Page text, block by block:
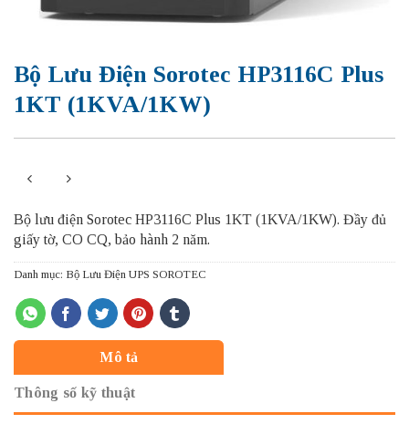
Bộ Lưu Điện Sorotec HP3116C Plus
1KT (1KVA/1KW)
Bộ lưu điện Sorotec HP3116C Plus 1KT (1KVA/1KW). Đầy đủ
giấy tờ, CO CQ, bảo hành 2 năm.
Danh mục: Bộ Lưu Điện UPS SOROTEC
Mô tả
Thông số kỹ thuật